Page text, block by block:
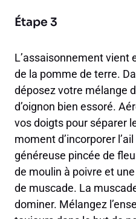
Étape 3
L’assaisonnement vient
de la pomme de terre.
déposez votre mélange
d’oignon bien essoré.
vos doigts pour séparer
moment d’incorporer
généreuse pincée de
de moulin à poivre et
de muscade. La
dominer. Mélangez